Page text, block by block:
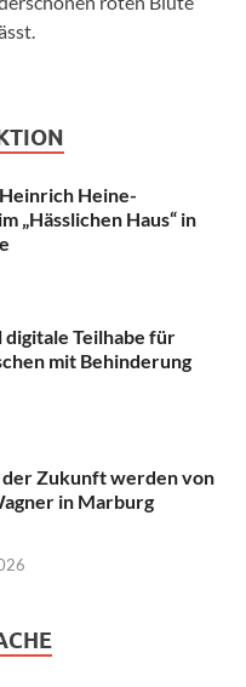
Heine-
„Hässlichen Haus“ in
Teilhabe für
mit Behinderung
Zukunft werden von
in Marburg